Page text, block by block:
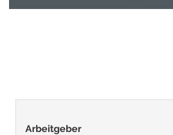
Arbeitgeber